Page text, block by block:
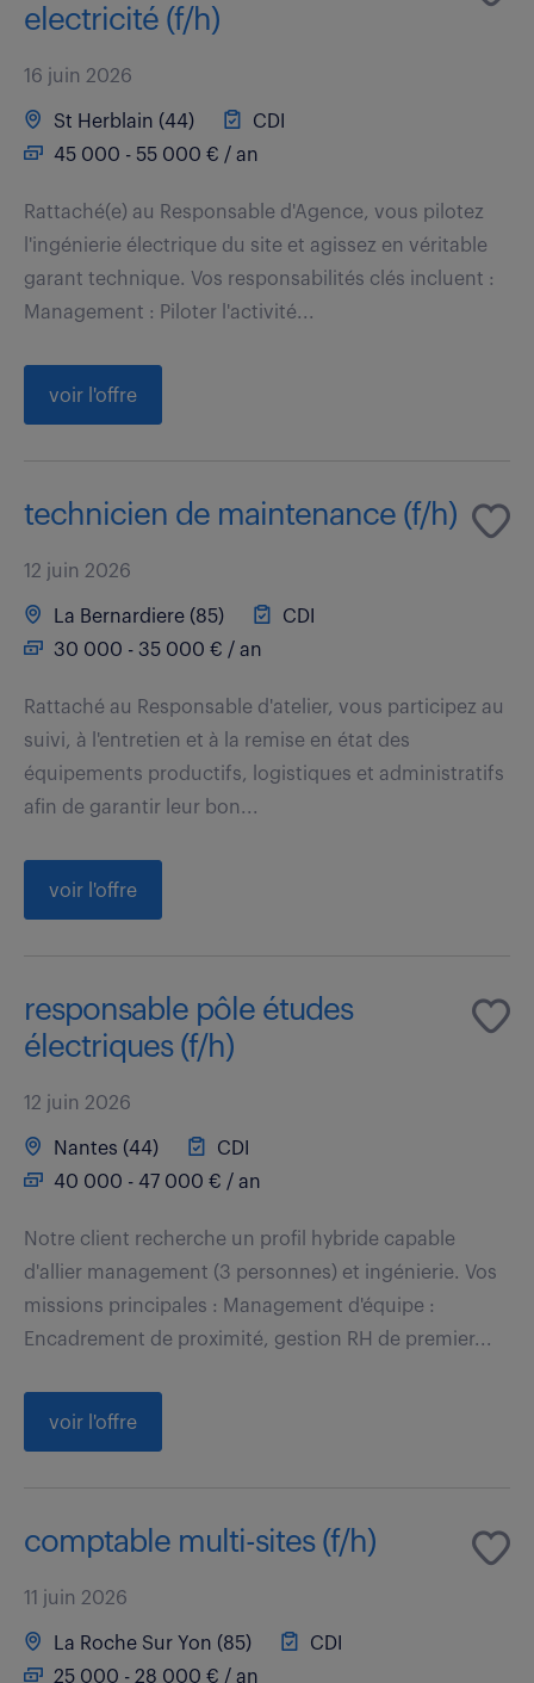
electricité (f/h)
16 juin 2026
St Herblain (44)
CDI
45 000 - 55 000 € / an
Rattaché(e) au Responsable d'Agence, vous pilotez
l'ingénierie électrique du site et agissez en véritable
garant technique. Vos responsabilités clés incluent :
Management : Piloter l'activité...
voir l'offre
technicien de maintenance (f/h)
12 juin 2026
La Bernardiere (85)
CDI
30 000 - 35 000 € / an
Rattaché au Responsable d'atelier, vous participez au
suivi, à l'entretien et à la remise en état des
équipements productifs, logistiques et administratifs
afin de garantir leur bon...
voir l'offre
responsable pôle études
électriques (f/h)
12 juin 2026
Nantes (44)
CDI
40 000 - 47 000 € / an
Notre client recherche un profil hybride capable
d'allier management (3 personnes) et ingénierie. Vos
missions principales : Management d'équipe :
Encadrement de proximité, gestion RH de premier...
voir l'offre
comptable multi-sites (f/h)
11 juin 2026
La Roche Sur Yon (85)
CDI
25 000 - 28 000 € / an